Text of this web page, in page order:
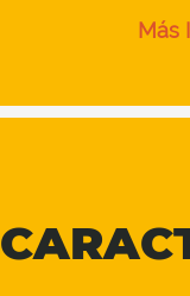
Más